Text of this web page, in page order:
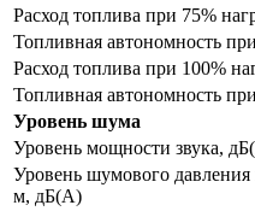
Расход топлива при 75%
Топливная автономность
Расход топлива при 100%
Топливная автономность
Уровень шума
Уровень мощности звука,
Уровень шумового давления
м, дБ(А)